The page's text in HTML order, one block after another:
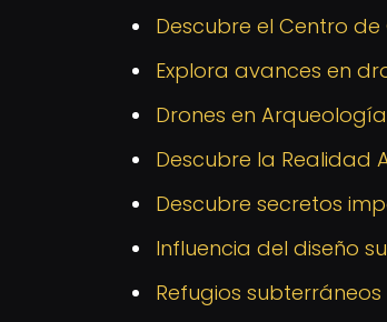
Descubre el Centro
Explora avances en
Drones en
Descubre la Realidad
Descubre secretos
Influencia del diseño
Refugios